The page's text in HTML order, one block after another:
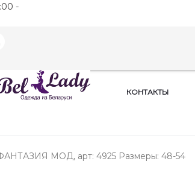
-
КОНТАКТЫ
МОД, арт: 4925 Размеры: 48-54